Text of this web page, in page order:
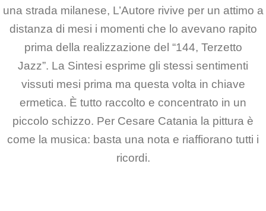
una strada milanese, L’Autore rivive per un attimo a
distanza di mesi i momenti che lo avevano rapito
prima della realizzazione del “144, Terzetto
Jazz”. La Sintesi esprime gli stessi sentimenti
vissuti mesi prima ma questa volta in chiave
ermetica. È tutto raccolto e concentrato in un
piccolo schizzo. Per Cesare Catania la pittura è
come la musica: basta una nota e riaffiorano tutti i
ricordi.